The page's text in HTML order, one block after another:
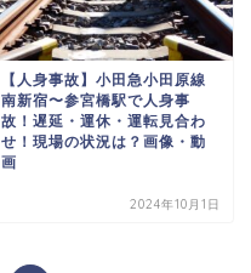
【人身事故】小田急小田原線
南新宿〜参宮橋駅で人身事
故！遅延・運休・運転見合わ
せ！現場の状況は？画像・動
画
2024年10月1日